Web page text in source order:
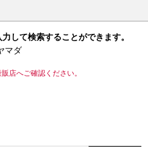
して検索することができます。
マダ
店へご確認ください。